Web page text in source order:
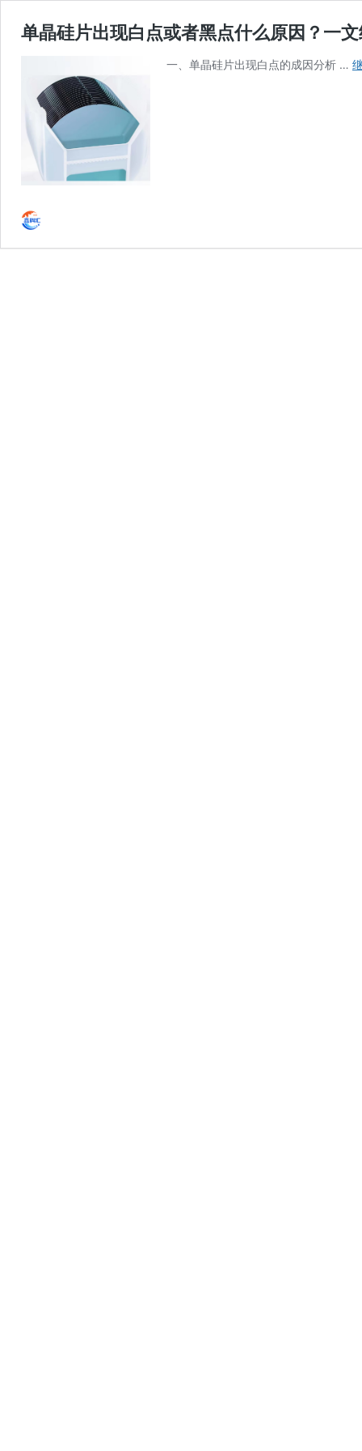
单晶硅片出现白点或者黑点什么原因？一
一、单晶硅片出现白点的成因分析 …